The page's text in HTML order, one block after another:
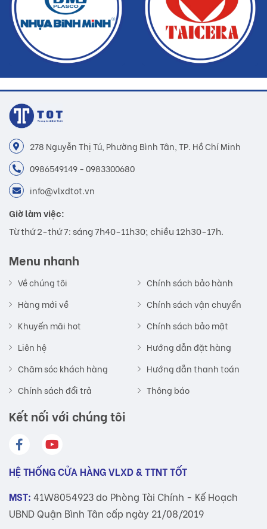
278 Nguyễn Thị Tú, Phường Bình Tân, TP. Hồ Chí Minh
0986549149 - 0983300680
info@vlxdtot.vn
Giờ làm việc:
Từ thứ 2-thứ 7: sáng 7h40-11h30; chiều 12h30-17h.
Menu nhanh
Về chúng tôi
Hàng mới về
Khuyến mãi hot
Liên hệ
Chăm sóc khách hàng
Chính sách đổi trả
Chính sách bảo hành
Chính sách vận chuyển
Chính sách bảo mật
Hướng dẫn đặt hàng
Hướng dẫn thanh toán
Thông báo
Kết nối với chúng tôi
HỆ THỐNG CỬA HÀNG VLXD & TTNT TỐT
MST: 41W8054923 do Phòng Tài Chính - Kế Hoạch
UBND Quận Bình Tân cấp ngày 21/08/2019